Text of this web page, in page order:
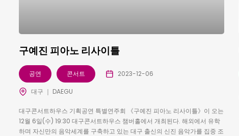
구예진 피아노 리사이틀
공연 콘서트 2023-12-06
대구 ｜ DAEGU
대구콘서트하우스 기획공연 특별연주회 《구예진 피아노 리사이틀》이 오는
12월 6일(수) 19:30 대구콘서트하우스 챔버홀에서 개최된다. 해외에서 유학
하며 자신만의 음악세계를 구축하고 있는 대구 출신의 신진 음악가를 집중 조